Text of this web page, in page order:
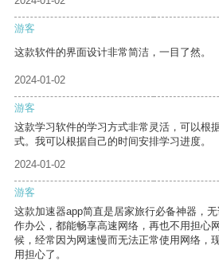
游客
这款软件的界面设计非常简洁，一目了然。
2024-01-02
游客
这款学习软件的学习方式非常灵活，可以根
式。我可以根据自己的时间安排学习进度。
2024-01-02
游客
这款加速器app简直是居家旅行必备神器，
作办公，都能畅享高速网络，再也不用担心
候，经常因为网速慢而无法正常使用网络，
用担心了。